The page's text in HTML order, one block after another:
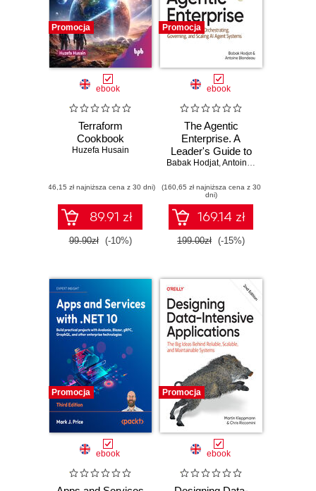
Promocja
ebook
Terraform
Cookbook
Huzefa Husain
(46,15 zł najniższa cena z 30 dni)
89.91 zł
99.90zł (-10%)
Promocja
ebook
The Agentic
Enterprise. A
Leader's Guide to
Orchestrating,
Scaling AI Agent
Systems
Babak Hodjat,Antoine Blondeau
(160,65 zł najniższa cena z 30
dni)
169.14 zł
199.00zł (-15%)
Promocja
ebook
Promocja
ebook